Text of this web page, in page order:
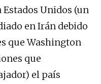
Unidos (un
en Irán debido
que Washington
que
el país